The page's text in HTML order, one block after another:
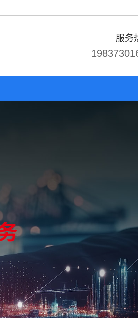
服务